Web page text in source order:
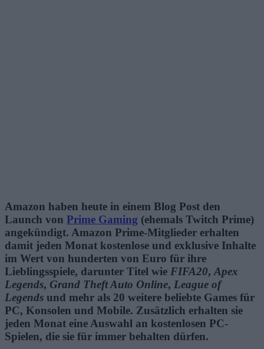
Amazon haben heute in einem Blog Post den
Launch von Prime Gaming (ehemals Twitch Prime)
angekündigt. Amazon Prime-Mitglieder erhalten
damit jeden Monat kostenlose und exklusive Inhalte
im Wert von hunderten von Euro für ihre
Lieblingsspiele, darunter Titel wie FIFA20, Apex
Legends, Grand Theft Auto Online, League of
Legends und mehr als 20 weitere beliebte Games für
PC, Konsolen und Mobile. Zusätzlich erhalten sie
jeden Monat eine Auswahl an kostenlosen PC-
Spielen, die sie für immer behalten dürfen.